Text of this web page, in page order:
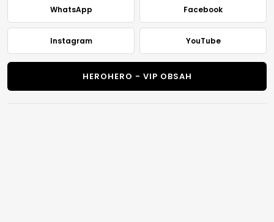
WhatsApp Facebook
Instagram YouTube
HEROHERO - VIP OBSAH